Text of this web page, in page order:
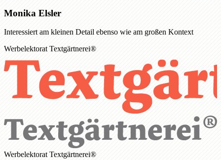
Monika Elsler
Interessiert am kleinen Detail ebenso wie am großen Kontext
Werbelektorat Textgärtnerei®
Werbelektorat Textgärtnerei®